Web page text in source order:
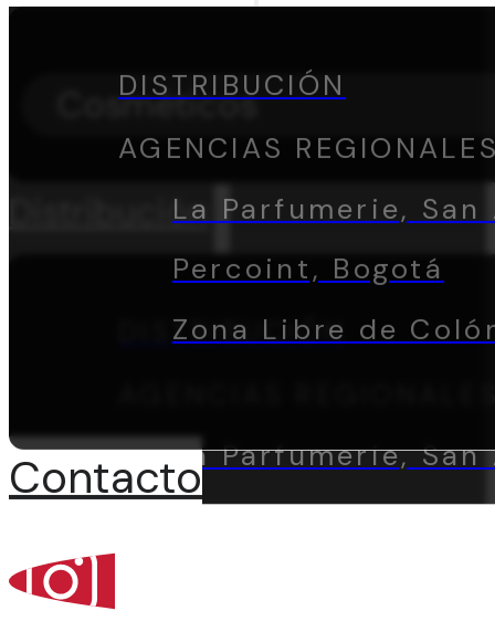
Cosméticos
Distribución
DISTRIBUCIÓN
La Parfumerie,
Percoint, Bogotá
DISTRIBUCIÓN
AGENCIAS
La Parfumerie,
Percoint, Bogotá
Zona Libre de
Contacto